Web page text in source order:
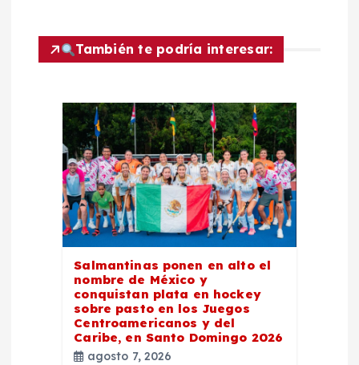
c
También te podría interesar:
Salmantinas ponen en alto el
nombre de México y
conquistan plata en hockey
sobre pasto en los Juegos
Centroamericanos y del
Caribe, en Santo Domingo 2026
agosto 7, 2026